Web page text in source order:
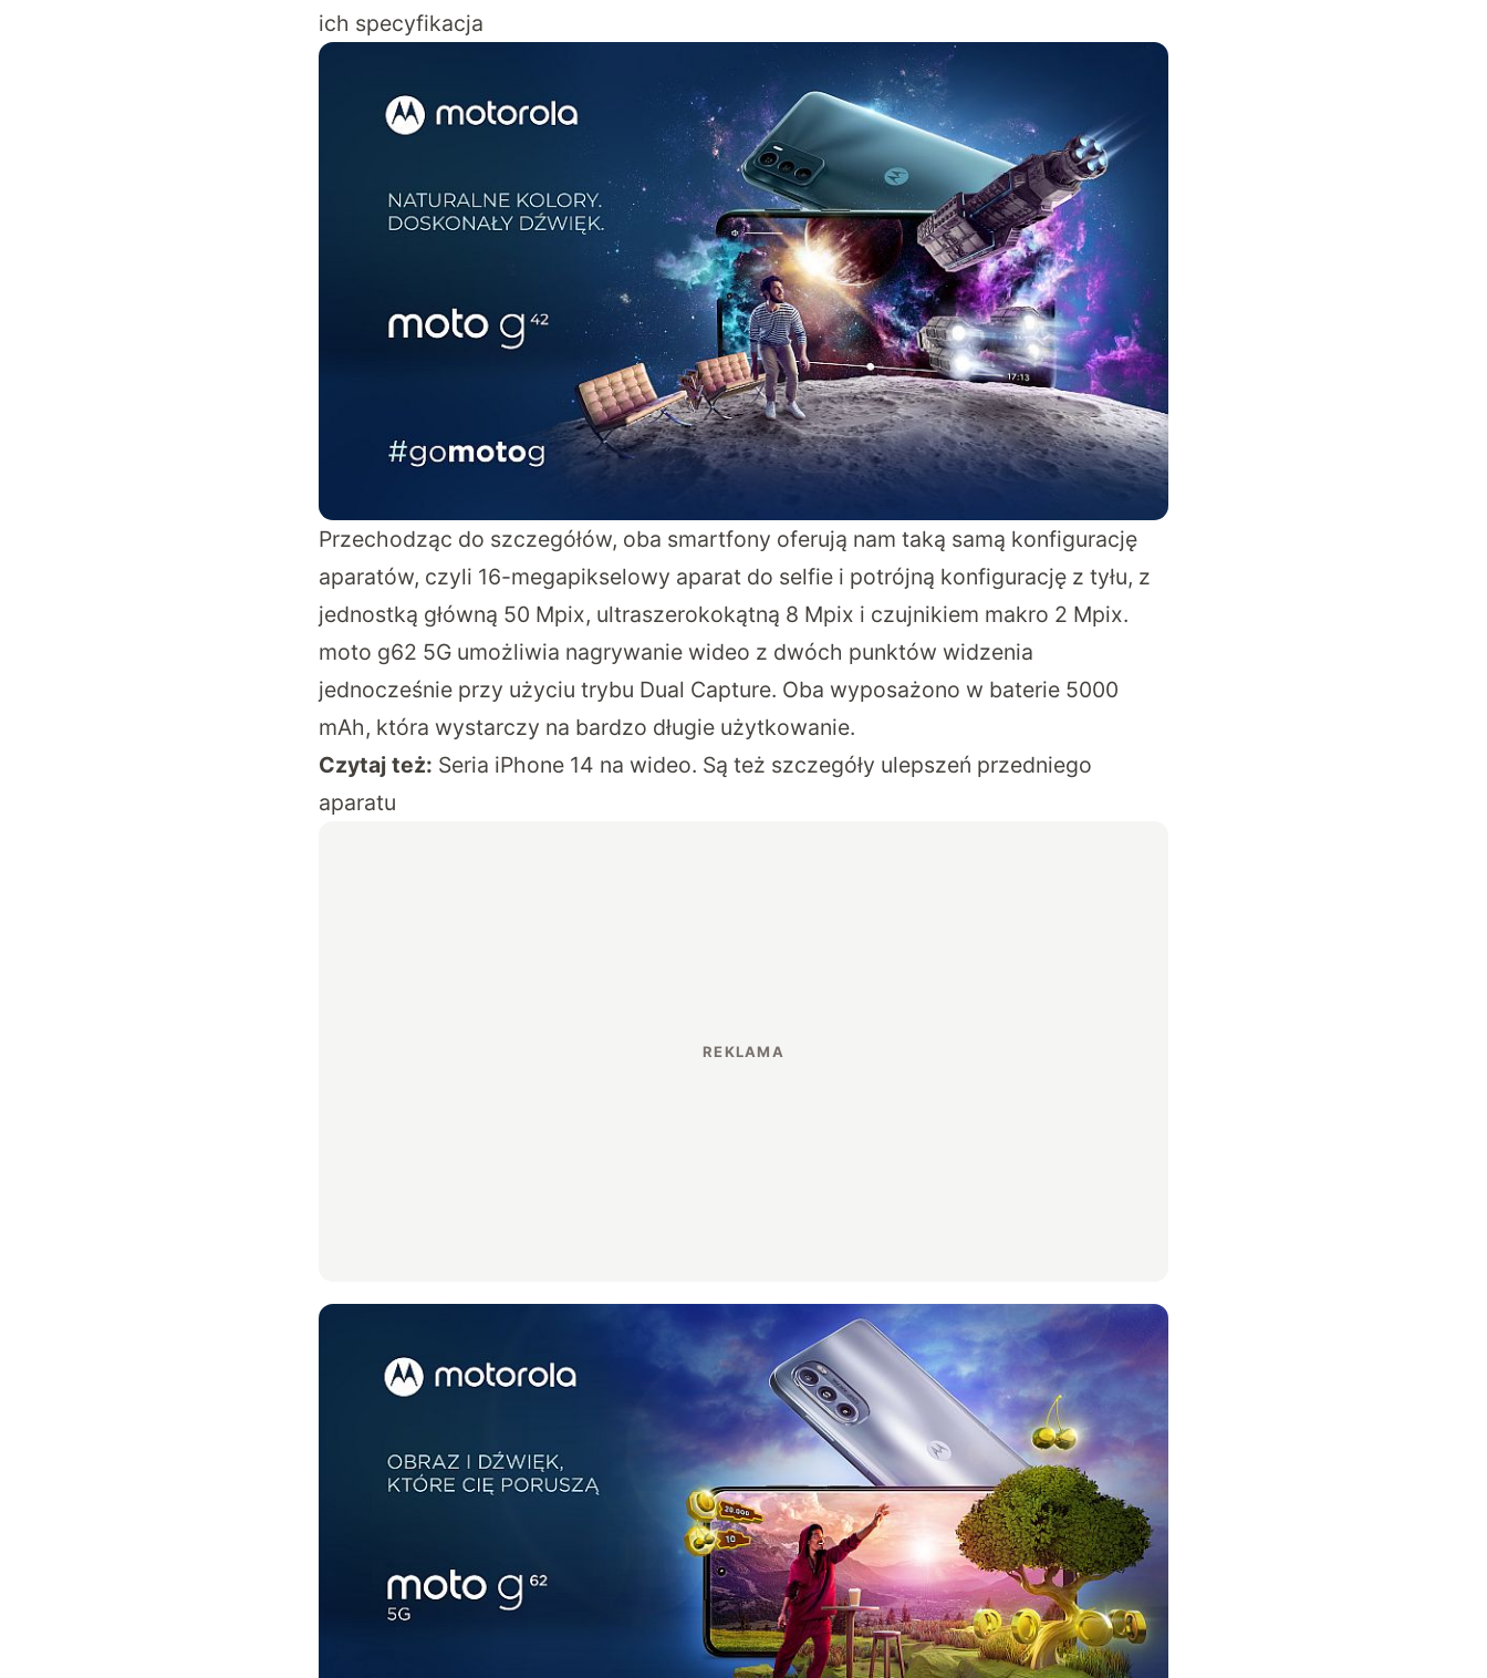
ich specyfikacja
Przechodząc do szczegółów, oba smartfony oferują nam taką samą konfigurację
aparatów, czyli 16-megapikselowy aparat do selfie i potrójną konfigurację z tyłu, z
jednostką główną 50 Mpix, ultraszerokokątną 8 Mpix i czujnikiem makro 2 Mpix.
moto g62 5G umożliwia nagrywanie wideo z dwóch punktów widzenia
jednocześnie przy użyciu trybu Dual Capture. Oba wyposażono w baterie 5000
mAh, która wystarczy na bardzo długie użytkowanie.
Czytaj też: Seria iPhone 14 na wideo. Są też szczegóły ulepszeń przedniego
aparatu